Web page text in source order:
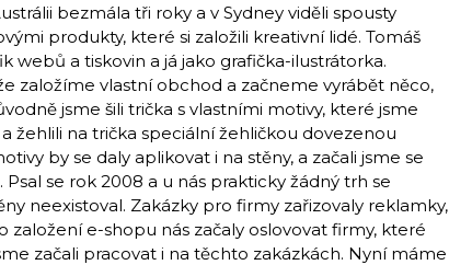
bezmála tři roky a v Sydney viděli spousty
produkty, které si založili kreativní lidé. Tomáš
webů a tiskovin a já jako grafička-ilustrátorka.
založíme vlastní obchod a začneme vyrábět něco,
jsme šili trička s vlastními motivy, které jsme
žehlili na trička speciální žehličkou dovezenou
by se daly aplikovat i na stěny, a začali jsme se
se rok 2008 a u nás prakticky žádný trh se
neexistoval. Zakázky pro firmy zařizovaly reklamky,
založení e-shopu nás začaly oslovovat firmy, které
začali pracovat i na těchto zakázkách. Nyní máme